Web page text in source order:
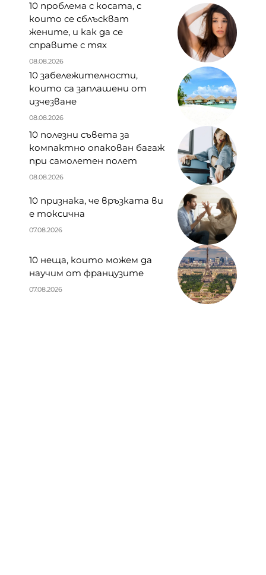
10 проблема с косата, с
които се сблъскват
жените, и как да се
справите с тях
08.08.2026
10 забележителности,
които са заплашени от
изчезване
08.08.2026
10 полезни съвета за
компактно опакован багаж
при самолетен полет
08.08.2026
10 признака, че връзката ви
е токсична
07.08.2026
10 неща, които можем да
научим от французите
07.08.2026